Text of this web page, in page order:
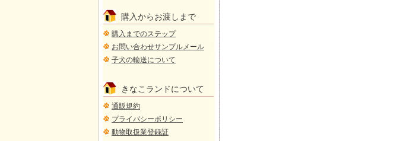
購入からお渡しまで
購入までのステップ
お問い合わせサンプルメール
子犬の輸送について
きなこランドについて
通販規約
プライバシーポリシー
動物取扱業登録証